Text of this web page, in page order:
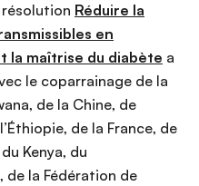
Réduire la
en
la maîtrise du diabète a
le coparrainage de la
de la Chine, de
de la France, de
Kenya, du
de la Fédération de